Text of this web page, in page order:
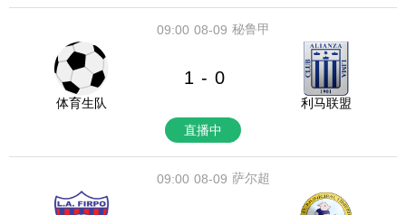
08-09
09:00 秘鲁甲
体育生队
1 - 0
利马联盟
直播中
08-09
09:00 萨尔超